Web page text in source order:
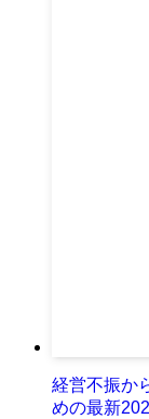
経営不振か
めの最新